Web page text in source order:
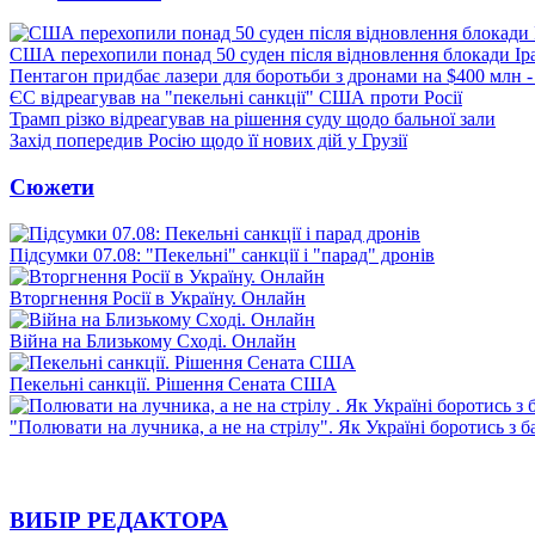
США перехопили понад 50 суден після відновлення блокади
Пентагон придбає лазери для боротьби з дронами на $400 млн
ЄС відреагував на "пекельні санкції" США проти Росії
Трамп різко відреагував на рішення суду щодо бальної зали
Захід попередив Росію щодо її нових дій у Грузії
Сюжети
Підсумки 07.08: "Пекельні" санкції і "парад" дронів
Вторгнення Росії в Україну. Онлайн
Війна на Близькому Сході. Онлайн
Пекельні санкції. Рішення Сената США
"Полювати на лучника, а не на стрілу". Як Україні боротись з
ВИБІР РЕДАКТОРА